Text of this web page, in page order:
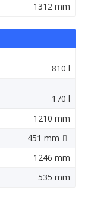
1312 mm
810 l
170 l
1210 mm
451 mm
1246 mm
535 mm